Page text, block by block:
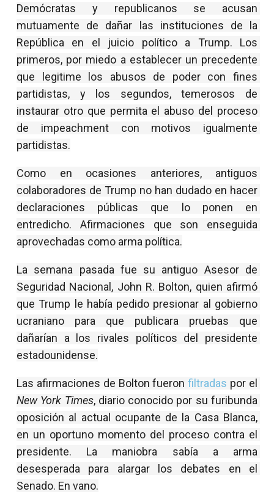
Demócratas y republicanos se acusan
mutuamente de dañar las instituciones de la
República en el juicio político a Trump. Los
primeros, por miedo a establecer un precedente
que legitime los abusos de poder con fines
partidistas, y los segundos, temerosos de
instaurar otro que permita el abuso del proceso
de impeachment con motivos igualmente
partidistas.
Como en ocasiones anteriores, antiguos
colaboradores de Trump no han dudado en hacer
declaraciones públicas que lo ponen en
entredicho. Afirmaciones que son enseguida
aprovechadas como arma política.
La semana pasada fue su antiguo Asesor de
Seguridad Nacional, John R. Bolton, quien afirmó
que Trump le había pedido presionar al gobierno
ucraniano para que publicara pruebas que
dañarían a los rivales políticos del presidente
estadounidense.
Las afirmaciones de Bolton fueron filtradas
New York Times, diario conocido por su furibunda
oposición al actual ocupante de la Casa Blanca,
en un oportuno momento del proceso contra el
presidente. La maniobra sabía a arma
desesperada para alargar los debates en el
Senado. En vano.